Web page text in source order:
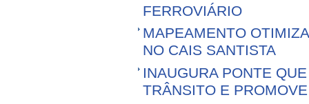
FERROVIÁRIO
MAPEAMENTO
NO CAIS SANTISTA
INAUGURA PONTE
TRÂNSITO E